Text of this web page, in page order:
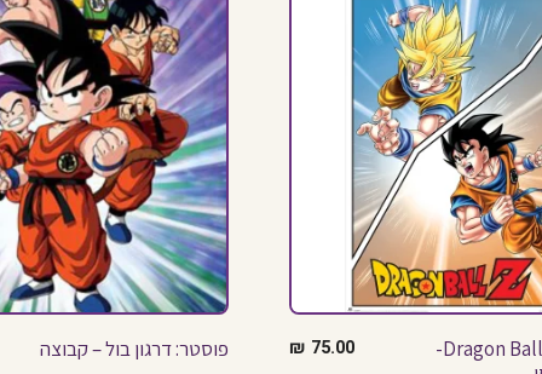
פוסטר: Dragon Ball Z-
75.00
₪ פוסטר: דרגון בול – קבוצה